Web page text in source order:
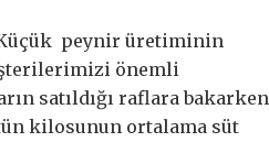
peynir üretiminin
önemli
satıldığı raflara bakarken
kilosunun ortalama süt